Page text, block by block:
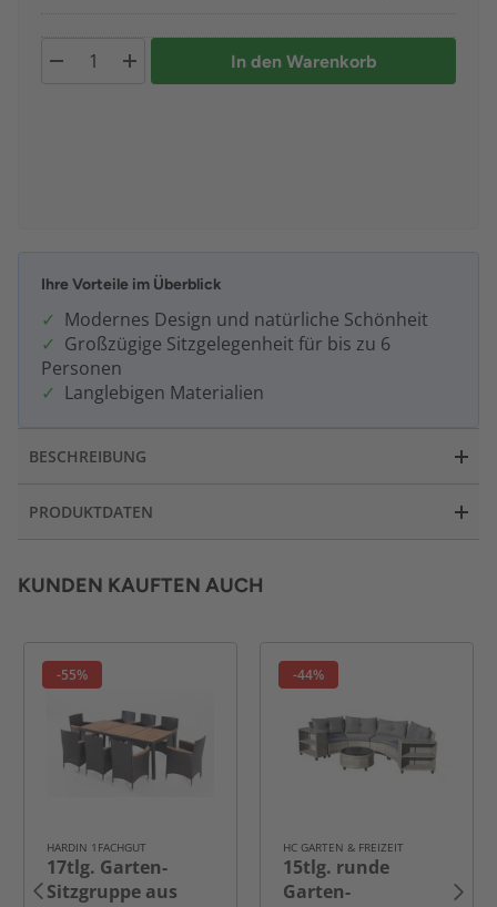
In den Warenkorb
Ihre Vorteile im Überblick
Modernes Design und natürliche Schönheit
Großzügige Sitzgelegenheit für bis zu 6
Personen
Langlebigen Materialien
BESCHREIBUNG
PRODUKTDATEN
KUNDEN KAUFTEN AUCH
-55%
HARDIN 1FACHGUT
17tlg. Garten-
Sitzgruppe aus
-44%
HC GARTEN & FREIZEIT
15tlg. runde
Garten-